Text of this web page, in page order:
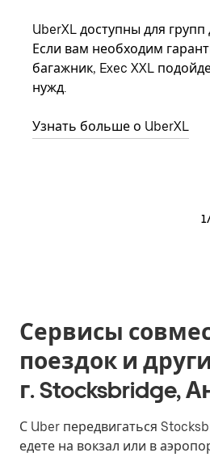
UberXL доступны для групп
Если вам необходим
багажник, Exec XXL
нужд.
Узнать больше о UberXL
Сервисы
поездок и
г. Stocksbridge,
С Uber передвигаться
едете на вокзал или в